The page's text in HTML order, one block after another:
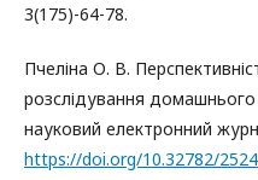
3(175)-64-78.
Пчеліна О. В.
розслідування
науковий електронний
https://doi.org/10.32782/